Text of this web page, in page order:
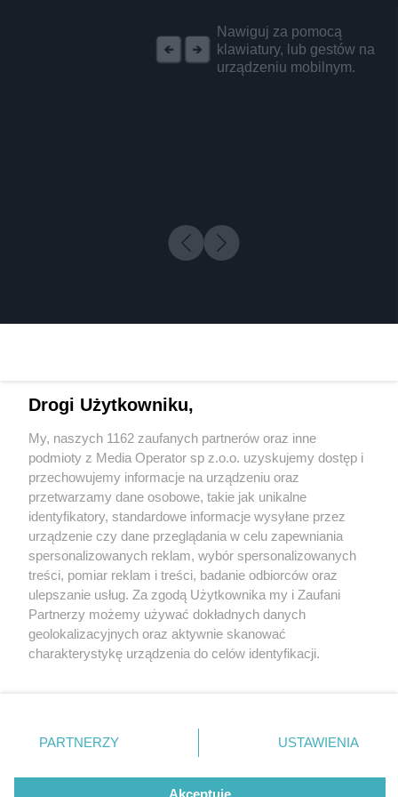
Nawiguj za pomocą
klawiatury, lub gestów na
urządzeniu mobilnym.
3 / 0
Wydawca mediów lokalnych
Nie zapomnij
zapoznać się z:
polityką prywatności regulamin korzystania z portali
Twojemiasto
Piekary Śląskie
Chorzów
Tarnowskie Góry
Gliwice
Skontakuj sięz nami
Kontakt
Wydawca
Redakcja
Drogi Użytkowniku,
My, naszych 1162 zaufanych partnerów oraz inne
podmioty z Media Operator sp z.o.o. uzyskujemy dostęp i
przechowujemy informacje na urządzeniu oraz
przetwarzamy dane osobowe, takie jak unikalne
identyfikatory, standardowe informacje wysyłane przez
urządzenie czy dane przeglądania w celu zapewniania
spersonalizowanych reklam, wybór spersonalizowanych
treści, pomiar reklam i treści, badanie odbiorców oraz
ulepszanie usług. Za zgodą Użytkownika my i Zaufani
Partnerzy możemy używać dokładnych danych
geolokalizacyjnych oraz aktywnie skanować
charakterystykę urządzenia do celów identyfikacji.
zmienić/wycofać klikając przycisk ustawień prywatności
znajdujący się w lewym dolnym rogu strony
rodzaje przetwarzania danych nie wymagają zgody
użytkownika, ale masz prawo sprzeciwić się takiemu
PARTNERZY USTAWIENIA
Akceptuję